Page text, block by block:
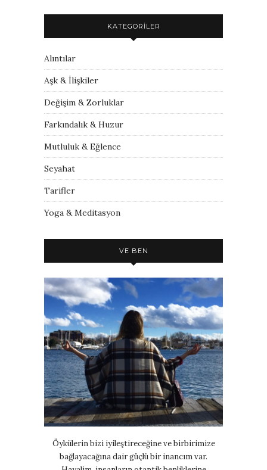
KATEGORILER
Alıntılar
Aşk & İlişkiler
Değişim & Zorluklar
Farkındalık & Huzur
Mutluluk & Eğlence
Seyahat
Tarifler
Yoga & Meditasyon
VE BEN
Öykülerin bizi iyileştireceğine ve birbirimize
bağlayacağına dair güçlü bir inancım var.